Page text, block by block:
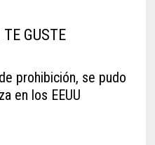
GUSTE
prohibición, se pudo
en los EEUU